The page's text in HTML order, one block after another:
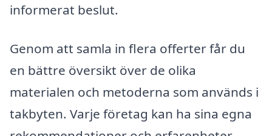
informerat beslut.
Genom att samla in flera offerter får du
en bättre översikt över de olika
materialen och metoderna som används i
takbyten. Varje företag kan ha sina egna